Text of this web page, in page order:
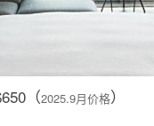
（2025.9月价格）